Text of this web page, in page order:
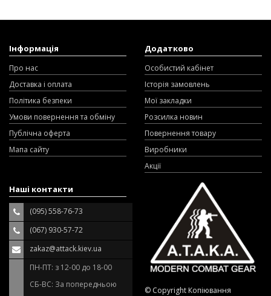
Інформація
Про нас
Доставка і оплата
Політика безпеки
Умови повернення та обміну
Публічна оферта
Мапа сайту
Додатково
Особистий кабінет
Історія замовлень
Мої закладки
Розсилка новин
Повернення товару
Виробники
Акції
Наші контакти
(095) 558-76-73
(067) 930-57-72
zakaz@attack.kiev.ua
ПН-ПТ: з 12-00 до 18-00
СБ-ВС: За попередньою
© Copyright Копіювання